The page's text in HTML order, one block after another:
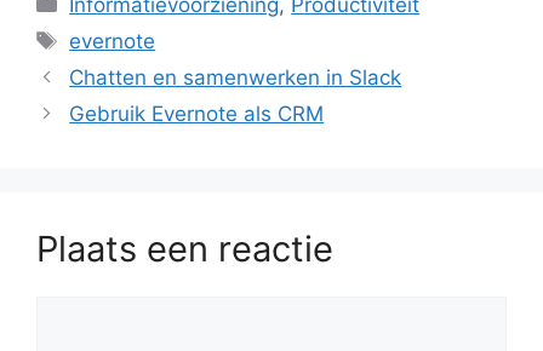
Informatievoorziening, Productiviteit
Tags
evernote
Chatten en samenwerken in Slack
Gebruik Evernote als CRM
Plaats een reactie